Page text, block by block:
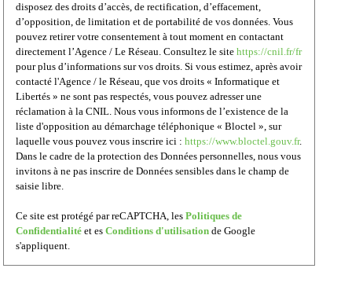
disposez des droits d’accès, de rectification, d’effacement,
d’opposition, de limitation et de portabilité de vos données. Vous
pouvez retirer votre consentement à tout moment en contactant
directement l’Agence / Le Réseau. Consultez le sitehttps://cnil.fr/fr
pour plus d’informations sur vos droits. Si vous estimez, après avoir
contacté l'Agence / le Réseau, que vos droits « Informatique et
Libertés » ne sont pas respectés, vous pouvez adresser une
réclamation à la CNIL. Nous vous informons de l’existence de la
liste d'opposition au démarchage téléphonique « Bloctel », sur
laquelle vous pouvez vous inscrire ici :https://www.bloctel.gouv.fr.
Dans le cadre de la protection des Données personnelles, nous vous
invitons à ne pas inscrire de Données sensibles dans le champ de
saisie libre.
Ce site est protégé par reCAPTCHA, lesPolitiques de
Confidentialité et esConditions d'utilisation de Google
s'appliquent.